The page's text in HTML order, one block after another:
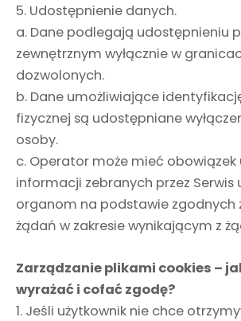
5. Udostępnienie danych.
a. Dane podlegają udostępnieniu
zewnętrznym wyłącznie w
dozwolonych.
b. Dane umożliwiające
fizycznej są udostępniane
osoby.
c. Operator może mieć obowiązek
informacji zebranych przez Serwis
organom na podstawie zgodnych
żądań w zakresie wynikającym z
Zarządzanie plikami cookies –
wyrażać i cofać zgodę?
1. Jeśli użytkownik nie chce